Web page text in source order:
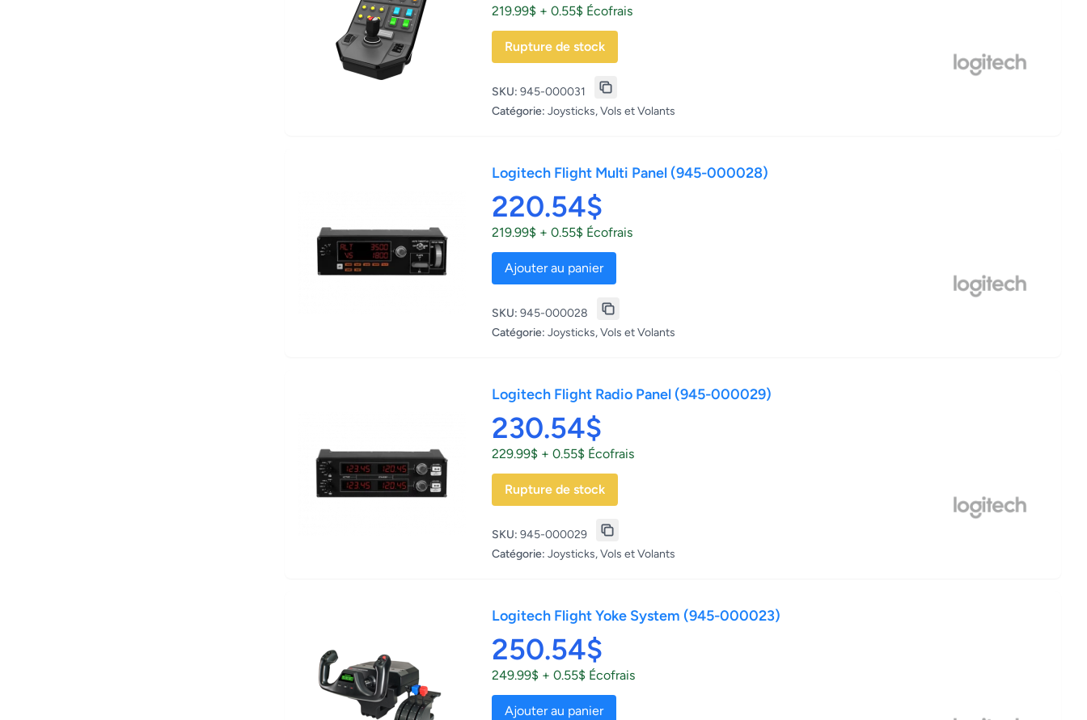
219.99$ + 0.55$ Écofrais
Rupture de stock
SKU: 945-000031
Catégorie: Joysticks, Vols et Volants
Logitech Flight Multi Panel (945-000028)
220.54$
219.99$ + 0.55$ Écofrais
Ajouter au panier
SKU: 945-000028
Catégorie: Joysticks, Vols et Volants
Logitech Flight Radio Panel (945-000029)
230.54$
229.99$ + 0.55$ Écofrais
Rupture de stock
SKU: 945-000029
Catégorie: Joysticks, Vols et Volants
Logitech Flight Yoke System (945-000023)
250.54$
249.99$ + 0.55$ Écofrais
Ajouter au panier